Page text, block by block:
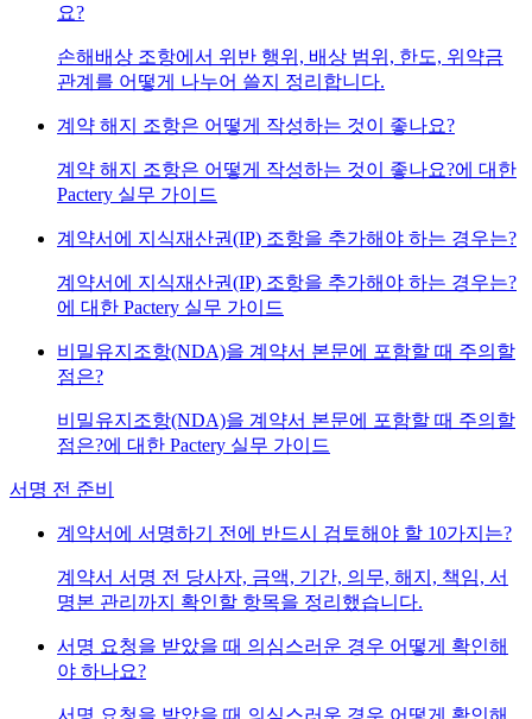
요?
손해배상 조항에서 위반 행위, 배상 범위, 한도, 위약금
관계를 어떻게 나누어 쓸지 정리합니다.
계약 해지 조항은 어떻게 작성하는 것이 좋나요?
계약 해지 조항은 어떻게 작성하는 것이 좋나요?에 대한
Pactery 실무 가이드
계약서에 지식재산권(IP) 조항을 추가해야 하는 경우는?
계약서에 지식재산권(IP) 조항을 추가해야 하는 경우는?
에 대한 Pactery 실무 가이드
비밀유지조항(NDA)을 계약서 본문에 포함할 때 주의할
점은?
비밀유지조항(NDA)을 계약서 본문에 포함할 때 주의할
점은?에 대한 Pactery 실무 가이드
서명 전 준비
계약서에 서명하기 전에 반드시 검토해야 할 10가지는?
계약서 서명 전 당사자, 금액, 기간, 의무, 해지, 책임, 서
명본 관리까지 확인할 항목을 정리했습니다.
서명 요청을 받았을 때 의심스러운 경우 어떻게 확인해
야 하나요?
서명 요청을 받았을 때 의심스러운 경우 어떻게 확인해